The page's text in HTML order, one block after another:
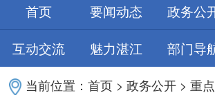
首页 要闻动态 政务公
互动交流
魅力湛江 部门导
当前位置：首页 >政务公开 >重